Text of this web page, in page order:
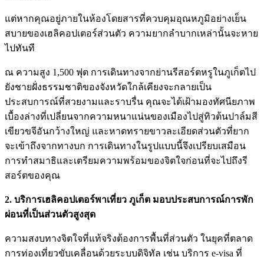
แต่หากคุณอยู่ภายในห้องโดยสารที่ควบคุมอุณหภูมิอย่างเย็น
สบายของเฮลิคอปเตอร์ส่วนตัว ความยากลำบากเหล่านั้นจะหาย
ไปทันที
ณ ความสูง 1,500 ฟุต การเดินทางจากย่านรีสอร์ตหรูในภูเก็ตไป
ยังชายฝั่งธรรมชาติของจังหวัดใกล้เคียงจะกลายเป็น
ประสบการณ์ที่สวยงามและราบรื่น คุณจะได้เฝ้ามองทัศนียภาพ
เบื้องล่างที่เปลี่ยนจากความหนาแน่นของเมืองไปสู่ทิวต้นปาล์มสี
เขียวขจีอันกว้างใหญ่ และหาดทรายขาวละเอียดส่วนตัวที่ยาก
จะเข้าถึงจากทางบก การเดินทางในรูปแบบนี้จึงเปรียบเสมือน
การทำสมาธิและเตรียมความพร้อมของจิตใจก่อนที่จะไปถึงรี
สอร์ตของคุณ
2. บริการเฮลิคอปเตอร์พาเที่ยว ภูเก็ต มอบประสบการณ์การพัก
ผ่อนที่เป็นส่วนตัวสูงสุด
ความสงบทางจิตใจที่แท้จริงต้องการพื้นที่ส่วนตัว ในยุคที่ตลาด
การท่องเที่ยวขับเคลื่อนด้วยระบบดิจิทัล เช่น บริการ e-visa ที่